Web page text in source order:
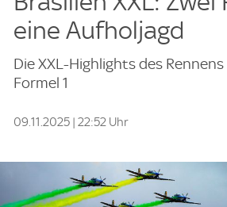
eine Aufholjagd
Die XXL-Highlights des
Formel 1
09.11.2025 | 22:52 Uhr